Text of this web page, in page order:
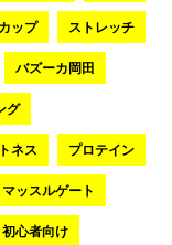
ップ ストレッチ
バズーカ岡田
グ
ネス プロテイン
マッスルゲート
初心者向け